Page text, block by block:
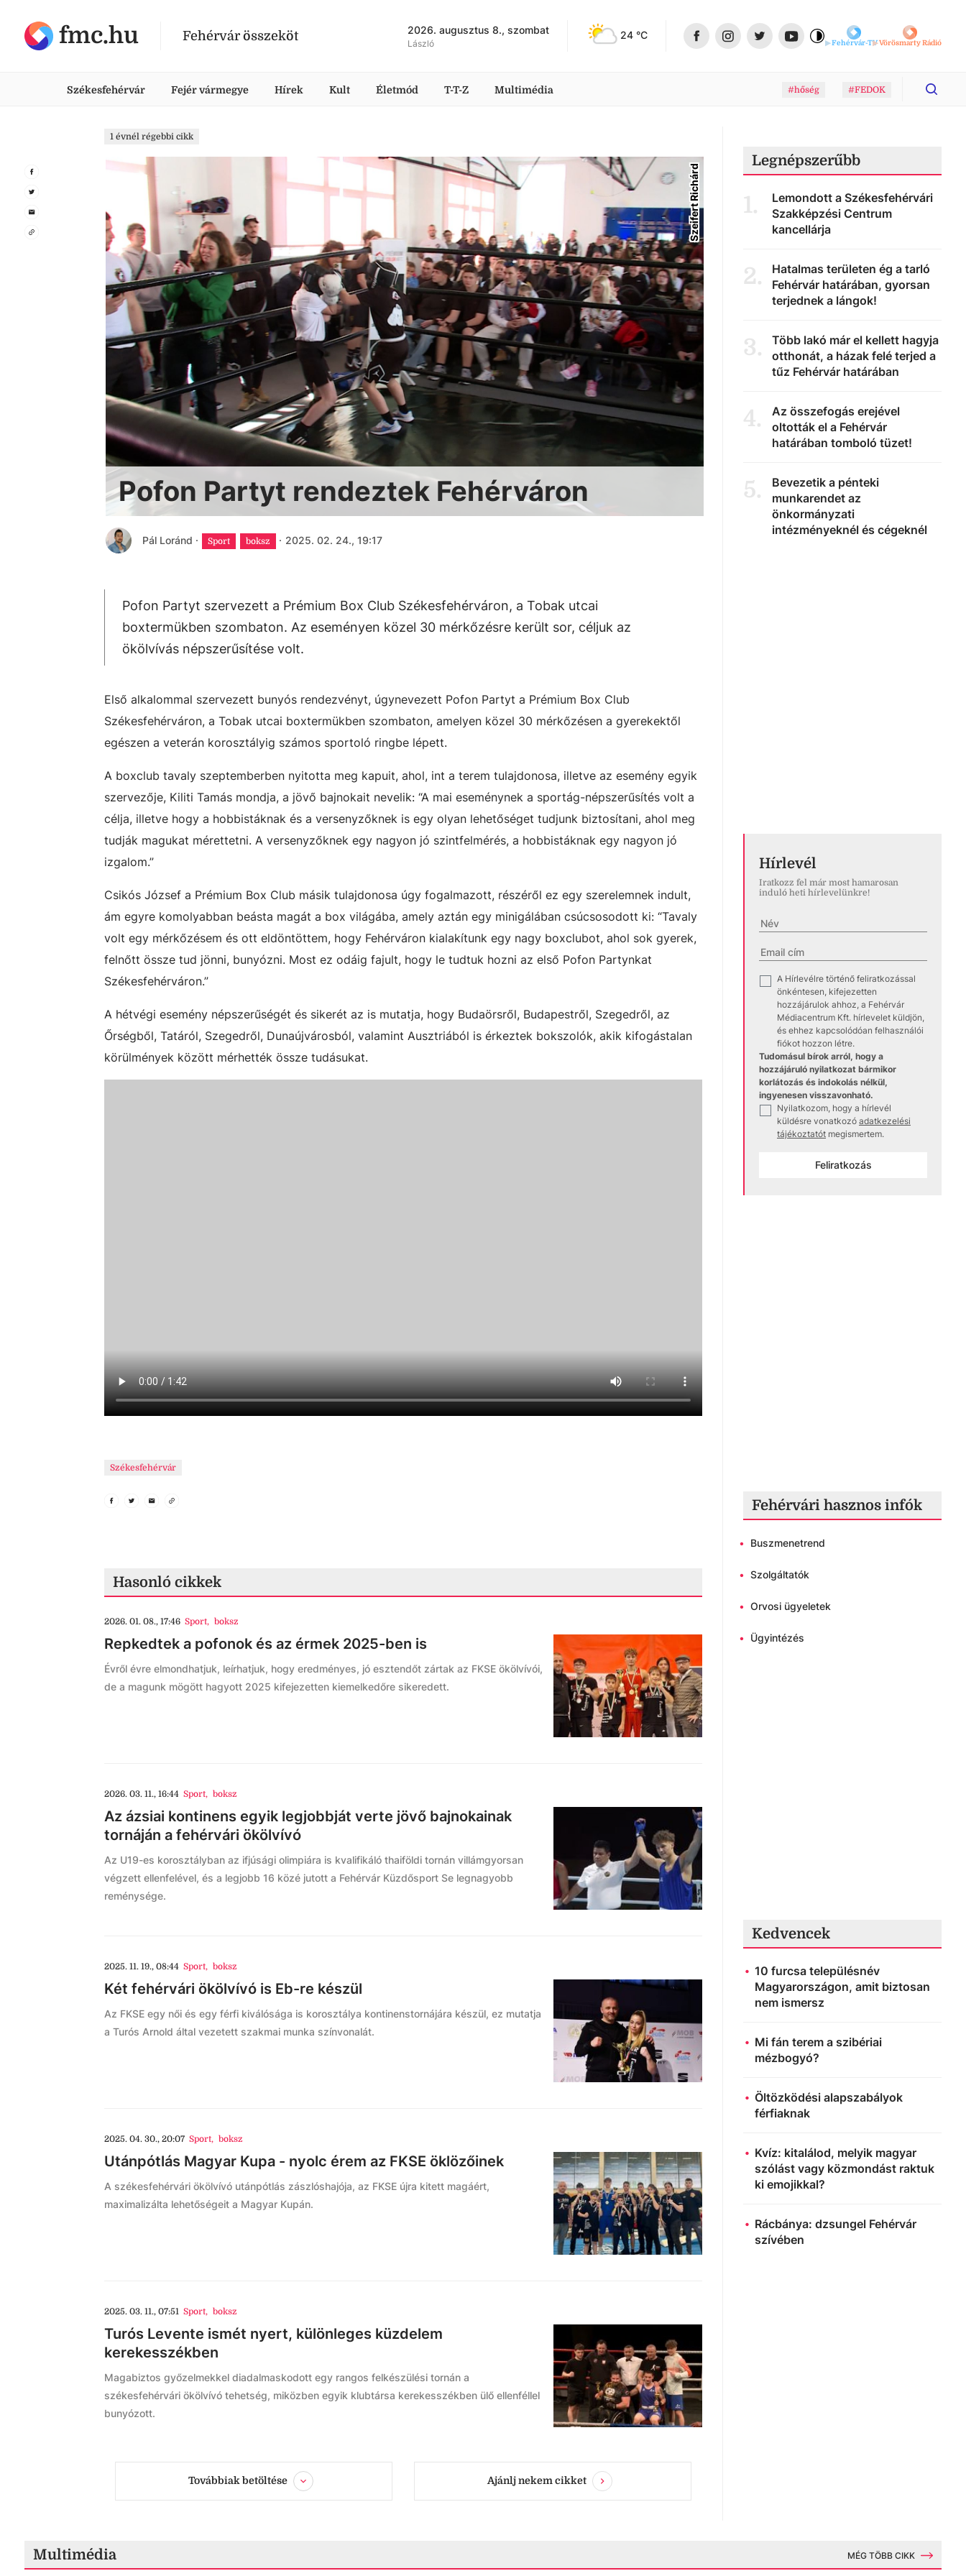
fmc.hu Fehérvár összeköt 2026. augusztus 8., szombat
László
24 °C
Fehérvár-TVVörösmarty Rádió
Székesfehérvár Fejér vármegye Hírek Kult Életmód T-T-Z Multimédia #hőség #FEDOK
1 évnél régebbi cikk
Szeifert Richárd
Pofon Partyt rendeztek Fehérváron
Pál Loránd · Sport boksz · 2025. 02. 24., 19:17
Pofon Partyt szervezett a Prémium Box Club Székesfehérváron, a Tobak utcai
boxtermükben szombaton. Az eseményen közel 30 mérkőzésre került sor, céljuk az
ökölvívás népszerűsítése volt.
Első alkalommal szervezett bunyós rendezvényt, úgynevezett Pofon Partyt a Prémium Box Club
Székesfehérváron, a Tobak utcai boxtermükben szombaton, amelyen közel 30 mérkőzésen a gyerekektől
egészen a veterán korosztályig számos sportoló ringbe lépett.
A boxclub tavaly szeptemberben nyitotta meg kapuit, ahol, int a terem tulajdonosa, illetve az esemény egyik
szervezője, Kiliti Tamás mondja, a jövő bajnokait nevelik: “A mai eseménynek a sportág-népszerűsítés volt a
célja, illetve hogy a hobbistáknak és a versenyzőknek is egy olyan lehetőséget tudjunk biztosítani, ahol meg
tudják magukat mérettetni. A versenyzőknek egy nagyon jó szintfelmérés, a hobbistáknak egy nagyon jó
izgalom.”
Csikós József a Prémium Box Club másik tulajdonosa úgy fogalmazott, részéről ez egy szerelemnek indult,
ám egyre komolyabban beásta magát a box világába, amely aztán egy minigálában csúcsosodott ki: “Tavaly
volt egy mérkőzésem és ott eldöntöttem, hogy Fehérváron kialakítunk egy nagy boxclubot, ahol sok gyerek,
felnőtt össze tud jönni, bunyózni. Most ez odáig fajult, hogy le tudtuk hozni az első Pofon Partynkat
Székesfehérváron.”
A hétvégi esemény népszerűségét és sikerét az is mutatja, hogy Budaörsről, Budapestről, Szegedről, az
Őrségből, Tatáról, Szegedről, Dunaújvárosból, valamint Ausztriából is érkeztek bokszolók, akik kifogástalan
körülmények között mérhették össze tudásukat.
Székesfehérvár
Hasonló cikkek
2026. 01. 08., 17:46 Sport, boksz
Repkedtek a pofonok és az érmek 2025-ben is
Évről évre elmondhatjuk, leírhatjuk, hogy eredményes, jó esztendőt zártak az FKSE ökölvívói,
de a magunk mögött hagyott 2025 kifejezetten kiemelkedőre sikeredett.
2026. 03. 11., 16:44 Sport, boksz
Az ázsiai kontinens egyik legjobbját verte jövő bajnokainak
tornáján a fehérvári ökölvívó
Az U19-es korosztályban az ifjúsági olimpiára is kvalifikáló thaiföldi tornán villámgyorsan
végzett ellenfelével, és a legjobb 16 közé jutott a Fehérvár Küzdősport Se legnagyobb
reménysége.
2025. 11. 19., 08:44 Sport, boksz
Két fehérvári ökölvívó is Eb-re készül
Az FKSE egy női és egy férfi kiválósága is korosztálya kontinenstornájára készül, ez mutatja
a Turós Arnold által vezetett szakmai munka színvonalát.
2025. 04. 30., 20:07 Sport, boksz
Utánpótlás Magyar Kupa - nyolc érem az FKSE öklözőinek
A székesfehérvári ökölvívó utánpótlás zászlóshajója, az FKSE újra kitett magáért,
maximalizálta lehetőségeit a Magyar Kupán.
2025. 03. 11., 07:51 Sport, boksz
Turós Levente ismét nyert, különleges küzdelem
kerekesszékben
Magabiztos győzelmekkel diadalmaskodott egy rangos felkészülési tornán a
székesfehérvári ökölvívó tehetség, miközben egyik klubtársa kerekesszékben ülő ellenféllel
bunyózott.
Továbbiak betöltése Ajánlj nekem cikket
Legnépszerűbb
1.
Lemondott a Székesfehérvári
Szakképzési Centrum
kancellárja
2.
Hatalmas területen ég a tarló
Fehérvár határában, gyorsan
terjednek a lángok!
3.
Több lakó már el kellett hagyja
otthonát, a házak felé terjed a
tűz Fehérvár határában
4.
Az összefogás erejével
oltották el a Fehérvár
határában tomboló tüzet!
5.
Bevezetik a pénteki
munkarendet az
önkormányzati
intézményeknél és cégeknél
Hírlevél
Iratkozz fel már most hamarosan
induló heti hírlevelünkre!
A Hírlevélre történő feliratkozással
önkéntesen, kifejezetten
hozzájárulok ahhoz, a Fehérvár
Médiacentrum Kft. hírlevelet küldjön,
és ehhez kapcsolódóan felhasználói
fiókot hozzon létre.
Tudomásul bírok arról, hogy a
hozzájáruló nyilatkozat bármikor
korlátozás és indokolás nélkül,
ingyenesen visszavonható.
Nyilatkozom, hogy a hírlevél
küldésre vonatkozó adatkezelési
tájékoztatót megismertem.
Feliratkozás
Fehérvári hasznos infók
• Buszmenetrend
• Szolgáltatók
• Orvosi ügyeletek
• Ügyintézés
Kedvencek
10 furcsa településnév
Magyarországon, amit biztosan
nem ismersz
Mi fán terem a szibériai
mézbogyó?
Öltözködési alapszabályok
férfiaknak
Kvíz: kitalálod, melyik magyar
szólást vagy közmondást raktuk
ki emojikkal?
Rácbánya: dzsungel Fehérvár
szívében
Multimédia MÉG TÖBB CIKK